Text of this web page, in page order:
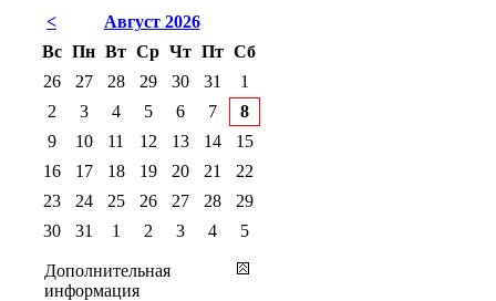
<
Август 2026
Вс Пн Вт Ср Чт Пт Сб
26
27 28 29 30 31
1
2
3 4 5 6 7
8
9
10 11 12 13 14
15
16
17 18 19 20 21
22
23
24 25 26 27 28
29
30
31 1 2 3 4 5
Дополнительная
информация